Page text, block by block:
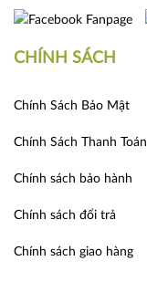
CHÍNH SÁCH
Chính Sách Bảo Mật
Chính Sách Thanh Toán
Chính sách bảo hành
Chính sách đổi trả
Chính sách giao hàng